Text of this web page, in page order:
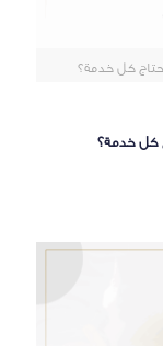
كل خدمة؟
كل خدمة؟